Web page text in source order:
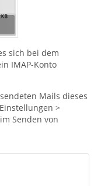
sich bei dem
IMAP-Konto
Mails dieses
>
Senden von